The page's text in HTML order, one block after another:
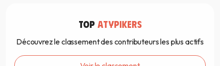
TOP ATYPIKERS
Découvrez le classement des contributeurs les plus actifs